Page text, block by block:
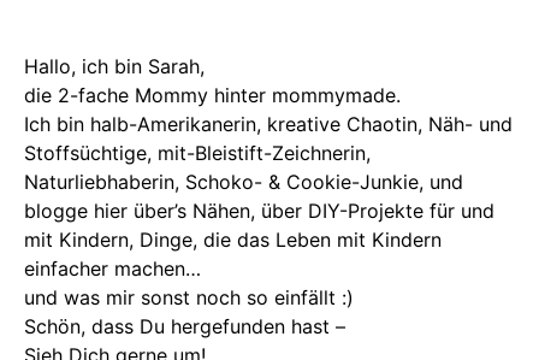
Hallo, ich bin Sarah,
die 2-fache Mommy hinter mommymade.
Ich bin halb-Amerikanerin, kreative Chaotin, Näh- und
Stoffsüchtige, mit-Bleistift-Zeichnerin,
Naturliebhaberin, Schoko- & Cookie-Junkie, und
blogge hier über’s Nähen, über DIY-Projekte für und
mit Kindern, Dinge, die das Leben mit Kindern
einfacher machen…
und was mir sonst noch so einfällt :)
Schön, dass Du hergefunden hast –
Sieh Dich gerne um!